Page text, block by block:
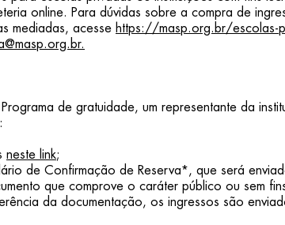
online. Para dúvidas sobre a compra de
mediadas, acesse https://masp.org.br/escolas-
de gratuidade, um representante da
neste link;
de Confirmação de Reserva*, que será
que comprove o caráter público ou sem
da documentação, os ingressos são